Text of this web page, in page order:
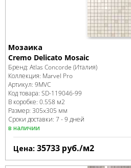
Мозаика
Cremo Delicato Mosaic
Бренд: Atlas Concorde (Италия)
Коллекция: Marvel Pro
Артикул: 9MVC
Код товара: SD-119046-99
В коробке: 0.558 м2
Размер: 305x305 мм
Сроки доставки: 7 - 9 дней
в наличии
Цена: 35733 руб./м2